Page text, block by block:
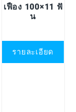
เฟือง 100×11 ฟั
น
รายละเอียด